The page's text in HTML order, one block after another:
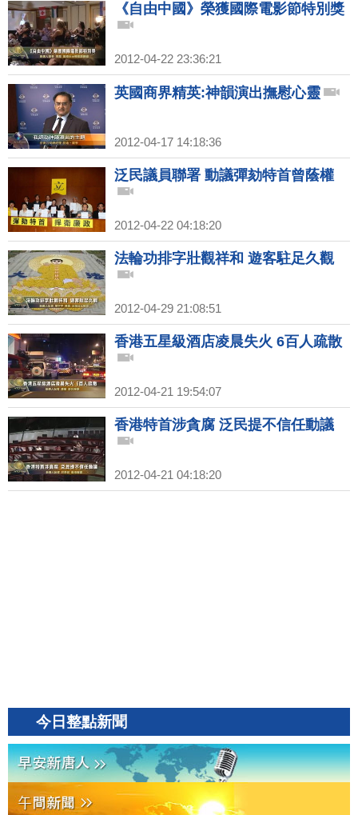
《自由中國》榮獲國際電影節特別獎
2012-04-22 23:36:21
英國商界精英:神韻演出撫慰心靈
2012-04-17 14:18:36
泛民議員聯署 動議彈劾特首曾蔭權
2012-04-22 04:18:20
法輪功排字壯觀祥和 遊客駐足久觀
2012-04-29 21:08:51
香港五星級酒店凌晨失火 6百人疏散
2012-04-21 19:54:07
香港特首涉貪腐 泛民提不信任動議
2012-04-21 04:18:20
今日整點新聞